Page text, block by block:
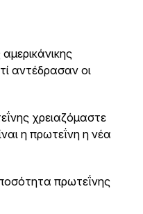
αντέδρασαν οι
χρειαζόμαστε
η πρωτεΐνη η νέα
πρωτεΐνης